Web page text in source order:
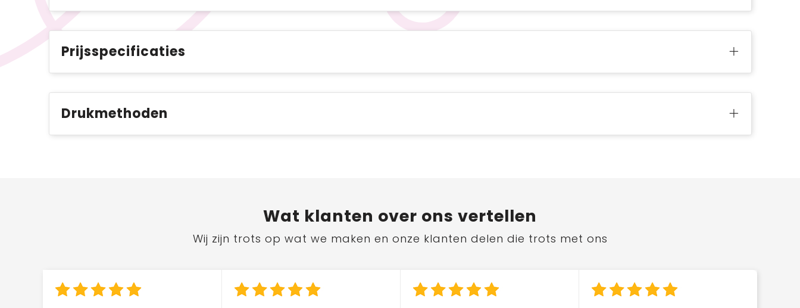
Prijsspecificaties
Drukmethoden
Wat klanten over ons vertellen
Wij zijn trots op wat we maken en onze klanten delen die trots met ons